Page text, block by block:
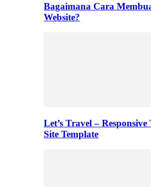
Bagaimana Cara
Website?
Let’s Travel –
Site Template